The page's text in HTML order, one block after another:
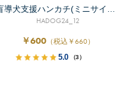
HADOG24_12
￥600 （税込￥660）
5.0 （3）